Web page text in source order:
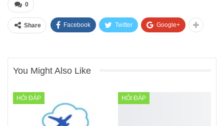
0
Share Facebook Twitter Google+
You Might Also Like
HỎI ĐÁP HỎI ĐÁP